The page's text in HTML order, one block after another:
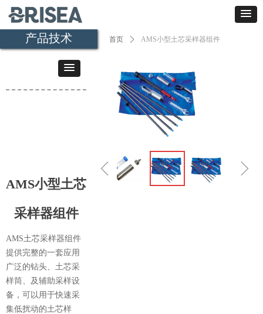
首页 ꄲ AMS小型土芯采样器组件
ꁆ ꁇ
AMS小型土芯
采样器组件
产品技术
AMS土芯采样器组件
提供完整的一套应用
广泛的钻头、土芯采
样筒、及辅助采样设
备，可以用于快速采
集低扰动的土芯样